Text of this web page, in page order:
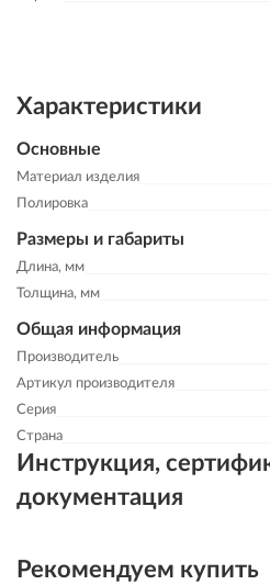
Характеристики
Основные
Материал изделия
Полировка
Размеры и габариты
Длина, мм
Толщина, мм
Общая информация
Производитель
Артикул производителя
Серия
Страна
Инструкция,
документация
Рекомендуем купить